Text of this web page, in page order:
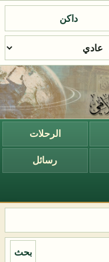
داكن
الرحلات
رسائل
بحث